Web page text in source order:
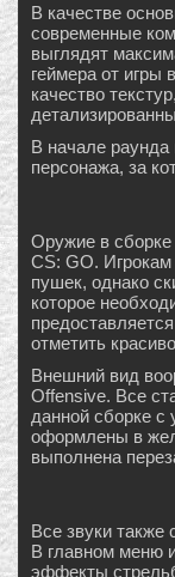
В качестве
современные
выглядят
геймера от игры
качество
В начале раунда
персонажа, за
Оружие в сборке
CS: GO.
пушек, однако
которое
отметить
Внешний вид
Offensive. Все
данной сборке
оформлены в
выполнена
Все звуки также
В главном меню
эффекты